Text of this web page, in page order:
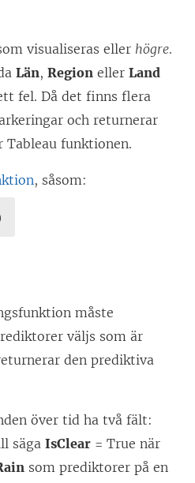
visualiseras eller högre.
Län,Region ellerLand
fel. Då det finns flera
och returnerar
funktionen.
, såsom:
måste
väljs som är
den prediktiva
över tid ha två fält:
sägaIsClear = True när
som prediktorer på en